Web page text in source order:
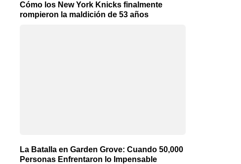
Cómo los New York Knicks finalmente
rompieron la maldición de 53 años
La Batalla en Garden Grove: Cuando 50,000
Personas Enfrentaron lo Impensable